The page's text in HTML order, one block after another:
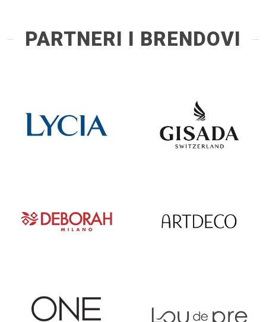
PARTNERI I BRENDOVI